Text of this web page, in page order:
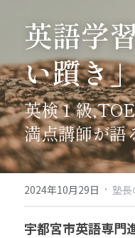
英語診断
英語学
い躓き
英検１級
満点講師が語
2024年10月29日 · 塾長
宇都宮市英語専門